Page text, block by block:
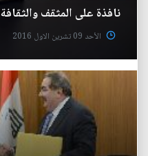
نافذة على المثقف والثقافة
الأحد 09 تشرين الاول 2016